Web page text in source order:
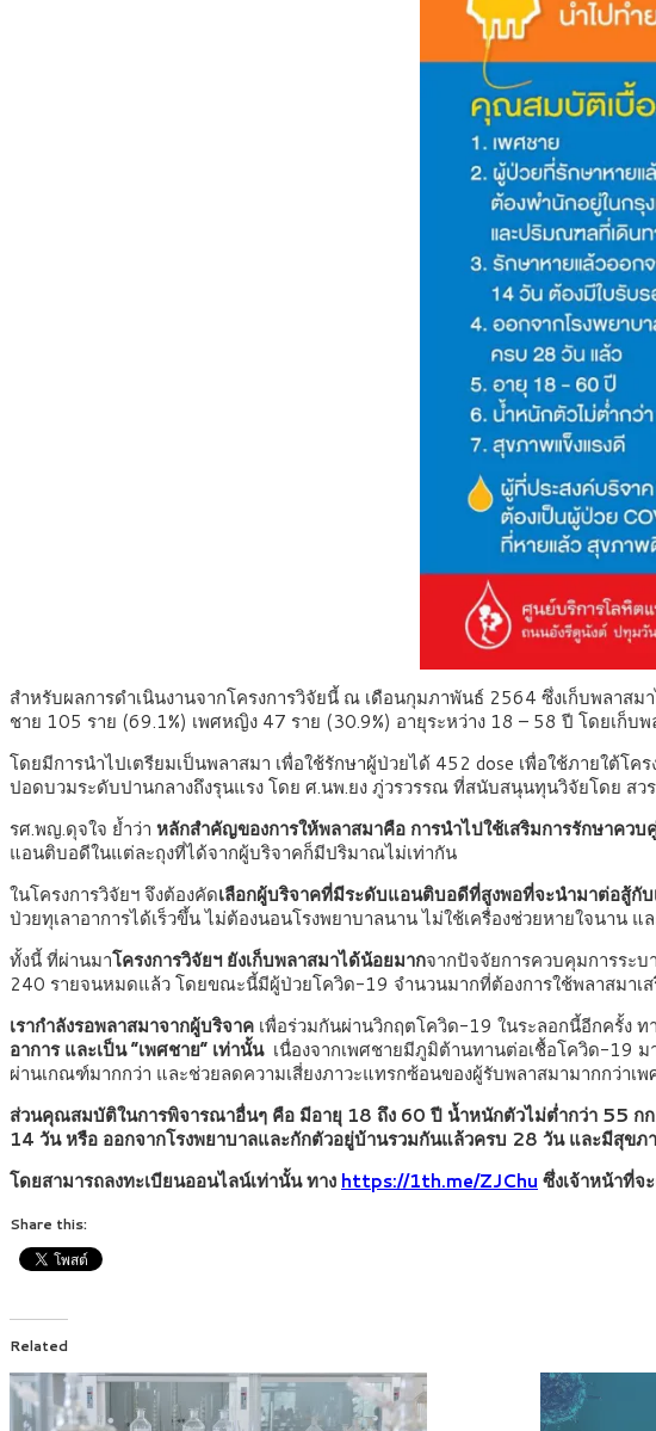
สำหรับผลการดำเนินงานจากโครงการวิจัยนี้ ณ เดือนกุมภาพันธ์ 2564 ซึ่งเก็บพลาส
ชาย 105 ราย (69.1%) เพศหญิง 47 ราย (30.9%) อายุระหว่าง 18 – 58 ปี โดยเก็
โดยมีการนำไปเตรียมเป็นพลาสมา เพื่อใช้รักษาผู้ป่วยได้ 452 dose เพื่อใช้ภายใต้
ปอดบวมระดับปานกลางถึงรุนแรง โดย ศ.นพ.ยง ภู่วรวรรณ ที่สนับสนุนทุนวิจัยโดย สว
รศ.พญ.ดุจใจ ย้ำว่า หลักสำคัญของการให้พลาสมาคือ การนำไปใช้เสริมการรักษาควบ
แอนติบอดีในแต่ละถุงที่ได้จากผู้บริจาคก็มีปริมาณไม่เท่ากัน
ในโครงการวิจัยฯ จึงต้องคัดเลือกผู้บริจาคที่มีระดับแอนติบอดีที่สูงพอที่จะนำมาต่อสู้กับ
ป่วยทุเลาอาการได้เร็วขึ้น ไม่ต้องนอนโรงพยาบาลนาน ไม่ใช้เครื่องช่วยหายใจนาน แ
ทั้งนี้ ที่ผ่านมาโครงการวิจัยฯ ยังเก็บพลาสมาได้น้อยมากจากปัจจัยการควบคุมการระ
240 รายจนหมดแล้ว โดยขณะนี้มีผู้ป่วยโควิด-19 จำนวนมากที่ต้องการใช้พลาสมาเส
เรากำลังรอพลาสมาจากผู้บริจาค เพื่อร่วมกันผ่านวิกฤตโควิด-19 ในระลอกนี้อีกครั้ง ท
อาการ และเป็น “เพศชาย” เท่านั้นเนื่องจากเพศชายมีภูมิต้านทานต่อเชื้อโควิด-19 ม
ผ่านเกณฑ์มากกว่า และช่วยลดความเสี่ยงภาวะแทรกซ้อนของผู้รับพลาสมามากกว่าเ
ส่วนคุณสมบัติในการพิจารณาอื่นๆ คือ มีอายุ 18 ถึง 60 ปี น้ำหนักตัวไม่ต่ำกว่า 55 ก
14 วัน หรือ ออกจากโรงพยาบาลและกักตัวอยู่บ้านรวมกันแล้วครบ 28 วัน และมีสุขภ
โดยสามารถลงทะเบียนออนไลน์เท่านั้น ทาง https://1th.me/ZJChu ซึ่งเจ้าหน้าที่
Share this:
Related